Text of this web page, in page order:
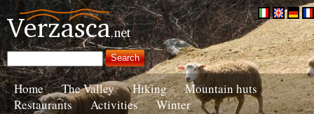
Home The Valley Hiking
Mountain huts
Restaurants
Activities Winter